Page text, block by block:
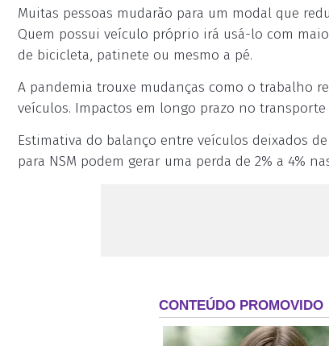
Muitas pessoas mudarão para um modal que
Quem possui veículo próprio irá usá-lo com
de bicicleta, patinete ou mesmo a pé.
A pandemia trouxe mudanças como o trabalho
veículos. Impactos em longo prazo no
Estimativa do balanço entre veículos deixados
para NSM podem gerar uma perda de 2% a 4%